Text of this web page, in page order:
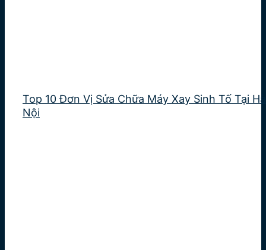
Top 10 Đơn Vị Sửa Chữa Máy Xay Sinh Tố Tại Hà
Nội